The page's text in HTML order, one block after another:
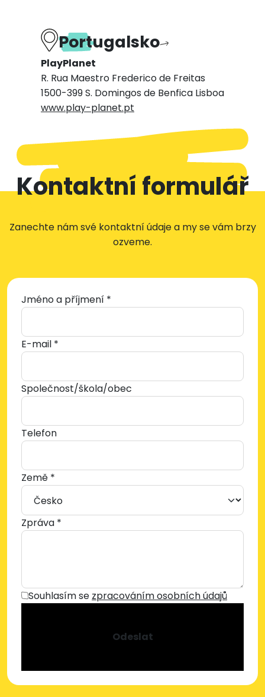
Portugalsko
PlayPlanet
R. Rua Maestro Frederico de Freitas
1500-399 S. Domingos de Benfica Lisboa
www.play-planet.pt
Kontaktní formulář
Zanechte nám své kontaktní údaje a my se vám brzy
ozveme.
Jméno a příjmení *
E-mail *
Společnost/škola/obec
Telefon
Země *
Zpráva *
Souhlasím se zpracováním osobních údajů
Odeslat